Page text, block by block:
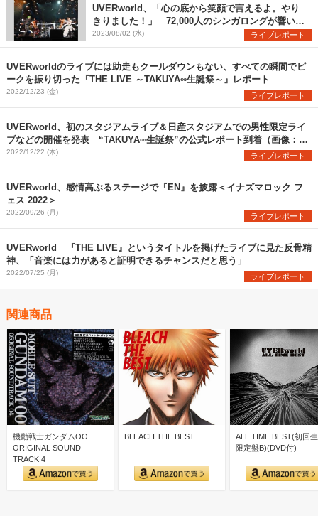
UVERworld、「心の底から笑顔で言えるよ。やり
きりました！」 72,000人のシンガロングが響いた
日産スタジアム初日公演をレポート
2023/08/02 (水) ライブレポート
UVERworldのライブには助走もクールダウンもない、すべての瞬間でピ
ークを振り切った『THE LIVE ～TAKUYA∞生誕祭～』レポート
2022/12/23 (金) ライブレポート
UVERworld、初のスタジアムライブ＆日産スタジアムでの男性限定ライ
ブなどの開催を発表 “TAKUYA∞生誕祭”の公式レポート到着（画像：全
13枚）
2022/12/22 (木) ライブレポート
UVERworld、感情高ぶるステージで『EN』を披露＜イナズマロック フ
ェス 2022＞
2022/09/26 (月) ライブレポート
UVERworld 『THE LIVE』というタイトルを掲げたライブに見た反骨精
神、「音楽には力があると証明できるチャンスだと思う」
2022/07/25 (月) ライブレポート
関連商品
機動戦士ガンダムOO
ORIGINAL SOUND
TRACK 4
BLEACH THE BEST
ALL TIME BEST(初回
限定盤B)(DVD付)